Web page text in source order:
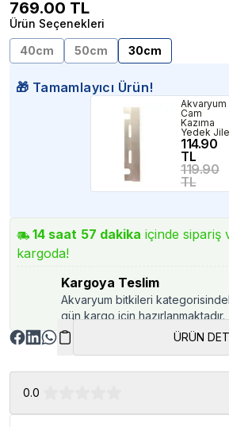
769.00 TL
Ürün Seçenekleri
40cm
50cm 30cm
🎁 Tamamlayıcı Ürün!
Akvaryum
Cam
Kazıma
Yedek
114.90
TL
119.90
TL
14 saat 57 dakika içinde sipariş
kargoda!
Kargoya Teslim
Akvaryum bitkileri
gün kargo için hazırlanmaktadır.
ÜRÜN
0.0